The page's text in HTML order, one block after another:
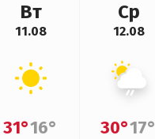
Вт
11.08
31°16°
Ср
12.08
30°17°